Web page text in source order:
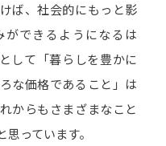
ば、社会的にもっと影
できるようになるは
して「暮らしを豊かに
な価格であること」は
からもさまざまなこと
っています。